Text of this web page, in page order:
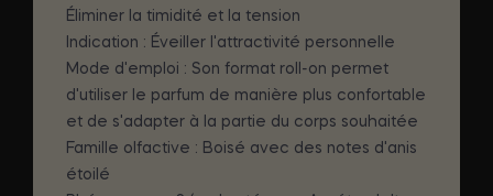
Éliminer la timidité et la tension
Indication : Éveiller l'attractivité personnelle
Mode d'emploi : Son format roll-on permet
d'utiliser le parfum de manière plus confortable
et de s'adapter à la partie du corps souhaitée
Famille olfactive : Boisé avec des notes d'anis
étoilé